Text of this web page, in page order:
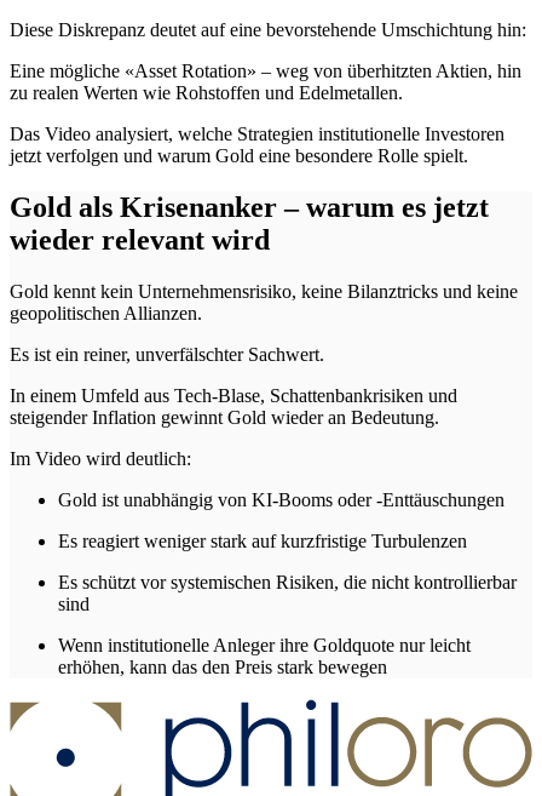
Diese Diskrepanz deutet auf eine bevorstehende Umschichtung hin:
Eine mögliche «Asset Rotation» – weg von überhitzten Aktien, hin
zu realen Werten wie Rohstoffen und Edelmetallen.
Das Video analysiert, welche Strategien institutionelle Investoren
jetzt verfolgen und warum Gold eine besondere Rolle spielt.
Gold als Krisenanker – warum es jetzt
wieder relevant wird
Gold kennt kein Unternehmensrisiko, keine Bilanztricks und keine
geopolitischen Allianzen.
Es ist ein reiner, unverfälschter Sachwert.
In einem Umfeld aus Tech-Blase, Schattenbankrisiken und
steigender Inflation gewinnt Gold wieder an Bedeutung.
Im Video wird deutlich:
Gold ist unabhängig von KI-Booms oder -Enttäuschungen
Es reagiert weniger stark auf kurzfristige Turbulenzen
Es schützt vor systemischen Risiken, die nicht kontrollierbar
sind
Wenn institutionelle Anleger ihre Goldquote nur leicht
erhöhen, kann das den Preis stark bewegen